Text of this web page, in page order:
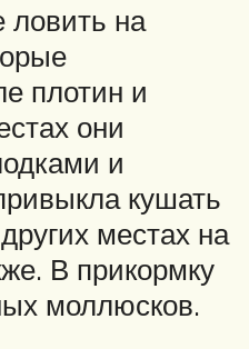
ловить на
плотин и
они
и
кушать
местах на
В прикормку
моллюсков.